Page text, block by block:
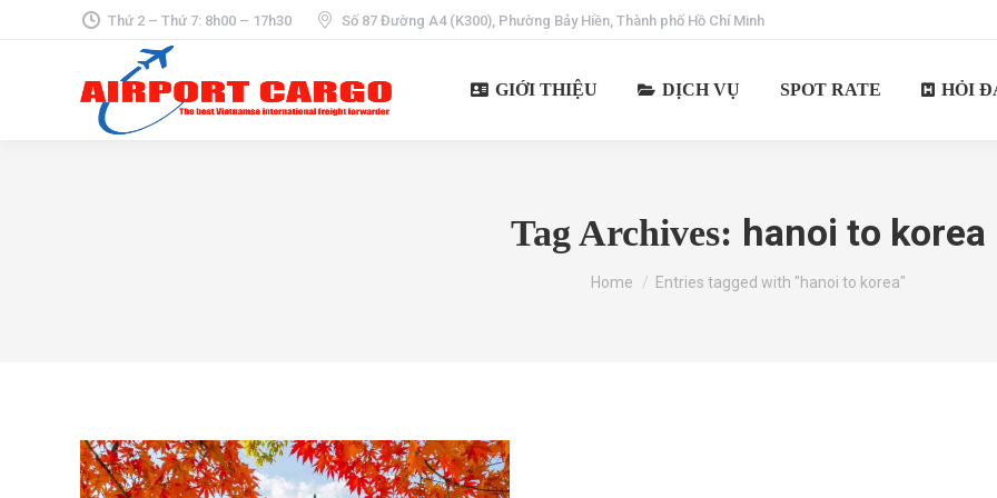
Thứ 2 – Thứ 7: 8h00 – 17h30 Số 87 Đường A4 (K300), Phường Bảy Hiền, Thành phố Hồ Chí Minh
GIỚI THIỆU DỊCH VỤ SPOT RATE HỎI
Tag Archives: hanoi to korea
You are here:
Home Entries tagged with "hanoi to korea"